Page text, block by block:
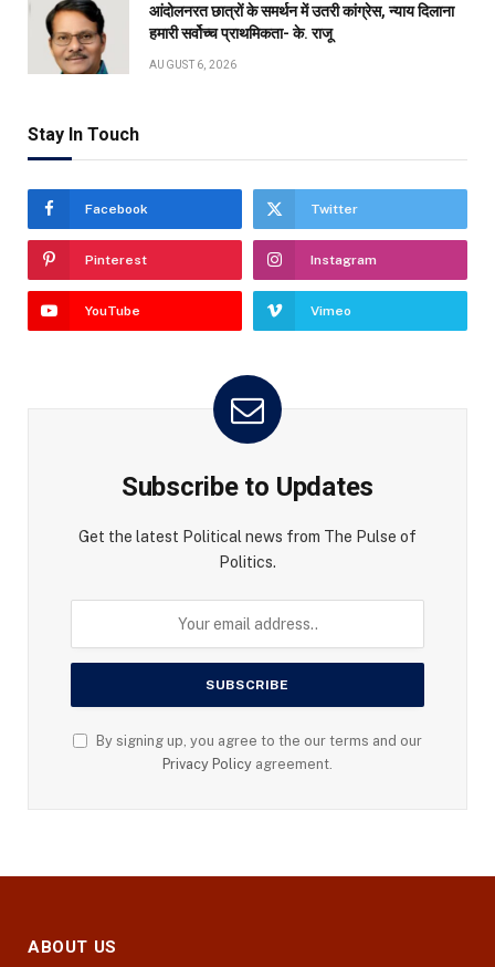
आंदोलनरत छात्रों के समर्थन में उतरी कांग्रेस, न्याय दिलाना
हमारी सर्वोच्च प्राथमिकता- के. राजू
AUGUST 6, 2026
Stay In Touch
Facebook Twitter
Pinterest Instagram
YouTube Vimeo
Subscribe to Updates
Get the latest Political news from The Pulse of
Politics.
By signing up, you agree to the our terms and our
Privacy Policy agreement.
ABOUT US